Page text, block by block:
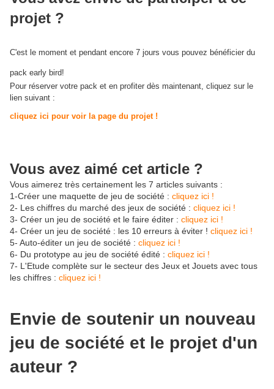
projet ?
C'est le moment et pendant encore 7 jours vous pouvez bénéficier du
pack early bird!
Pour réserver votre pack et en profiter dès maintenant, cliquez sur le
lien suivant :
c liquez ici pour voir la page du projet !
Vous avez aimé cet article ?
Vous aimerez très certainement les 7 articles suivants :
1-Créer une maquette de jeu de société : cliquez ici !
2- Les chiffres du marché des jeux de société : cliquez ici !
3- Créer un jeu de société et le faire éditer : cliquez ici !
4- Créer un jeu de société : les 10 erreurs à éviter ! cliquez ici !
5- Auto-éditer un jeu de société : cliquez ici !
6- Du prototype au jeu de société édité : cliquez ici !
7- L'Etude complète sur le secteur des Jeux et Jouets avec tous
les chiffres : cliquez ici !
Envie de soutenir un nouveau
jeu de société et le projet d'un
auteur ?